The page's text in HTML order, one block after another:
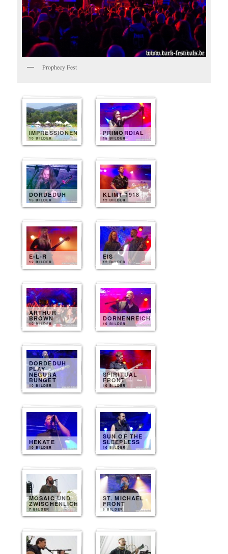
Prophecy Fest
IMPRESSIONEN
10 BILDER
PRIMORDIAL
15 BILDER
DORDEDUH
15 BILDER
KLIMT 1918
12 BILDER
E-L-R
12 BILDER
EIS
12 BILDER
ARTHUR
BROWN
10 BILDER
DORNENREICH
10 BILDER
DORDEDUH
PLAY
NEGURA
BUNGET
10 BILDER
SPIRITUAL
FRONT
10 BILDER
HEKATE
10 BILDER
SUN OF THE
SLEEPLESS
10 BILDER
MOSAIC UND
ZWISCHENLICHTEN
7 BILDER
ST. MICHAEL
FRONT
6 BILDER